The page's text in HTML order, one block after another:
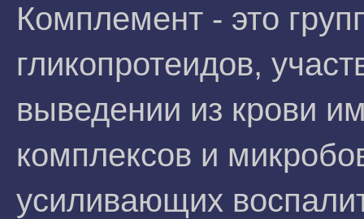
Комплемент - это
гликопротеидов,
выведении из крови
комплексов и
усиливающих